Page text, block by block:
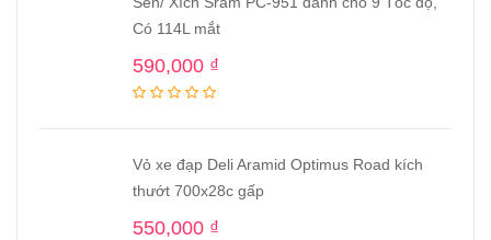
Có 114L mắt
590,000 ₫
Vỏ xe đạp Deli Aramid Optimus Road kích
thướt 700x28c gấp
550,000 ₫